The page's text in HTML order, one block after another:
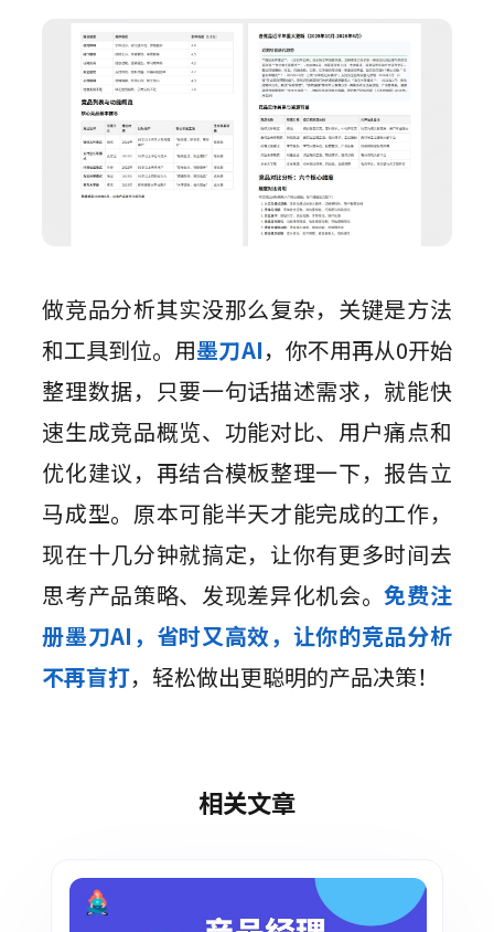
做竞品分析其实没那么复杂，关键是方法
和工具到位。用墨刀AI，你不用再从0开始
整理数据，只要一句话描述需求，就能快
速生成竞品概览、功能对比、用户痛点和
优化建议，再结合模板整理一下，报告立
马成型。原本可能半天才能完成的工作，
现在十几分钟就搞定，让你有更多时间去
思考产品策略、发现差异化机会。免费注
册墨刀AI，省时又高效，让你的竞品分析
不再盲打，轻松做出更聪明的产品决策！
相关文章